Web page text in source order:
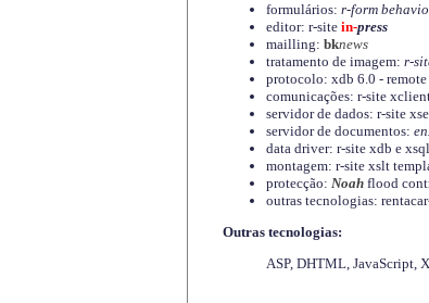
formulários: r-form
editor: r-site in-press
mailling: bknews
tratamento de imagem: r-
protocolo: xdb 6.0 -
comunicações: r-site
servidor de dados: r-site
servidor de documentos: en
data driver: r-site xdb e xsql
montagem: r-site xslt
protecção: Noahflood
outras tecnologias:
Outras tecnologias:
ASP, DHTML, JavaScript,